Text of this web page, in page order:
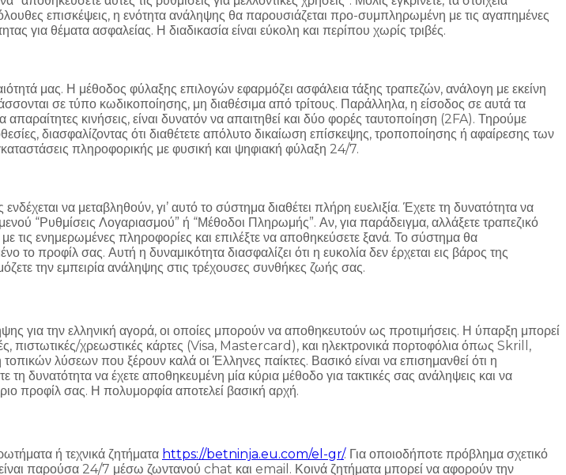
επισκέψεις, η ενότητα ανάληψης θα παρουσιάζεται προ-συμπληρωμένη με τις αγαπημένες
για θέματα ασφαλείας. Η διαδικασία είναι εύκολη και περίπου χωρίς τριβές.
μας. Η μέθοδος φύλαξης επιλογών εφαρμόζει ασφάλεια τάξης τραπεζών, ανάλογη με εκείνη
σε τύπο κωδικοποίησης, μη διαθέσιμα από τρίτους. Παράλληλα, η είσοδος σε αυτά τα
κινήσεις, είναι δυνατόν να απαιτηθεί και δύο φορές ταυτοποίηση (2FA). Τηρούμε
διασφαλίζοντας ότι διαθέτετε απόλυτο δικαίωση επίσκεψης, τροποποίησης ή αφαίρεσης των
πληροφορικής με φυσική και ψηφιακή φύλαξη 24/7.
να μεταβληθούν, γι’ αυτό το σύστημα διαθέτει πλήρη ευελιξία. Έχετε τη δυνατότητα να
“Ρυθμίσεις Λογαριασμού” ή “Μέθοδοι Πληρωμής”. Αν, για παράδειγμα, αλλάξετε τραπεζικό
ενημερωμένες πληροφορίες και επιλέξτε να αποθηκεύσετε ξανά. Το σύστημα θα
το προφίλ σας. Αυτή η δυναμικότητα διασφαλίζει ότι η ευκολία δεν έρχεται εις βάρος της
την εμπειρία ανάληψης στις τρέχουσες συνθήκες ζωής σας.
για την ελληνική αγορά, οι οποίες μπορούν να αποθηκευτούν ως προτιμήσεις. Η ύπαρξη μπορεί
πιστωτικές/χρεωστικές κάρτες (Visa, Mastercard), και ηλεκτρονικά πορτοφόλια όπως Skrill,
λύσεων που ξέρουν καλά οι Έλληνες παίκτες. Βασικό είναι να επισημανθεί ότι η
να έχετε αποθηκευμένη μία κύρια μέθοδο για τακτικές σας ανάληψεις και να
προφίλ σας. Η πολυμορφία αποτελεί βασική αρχή.
ή τεχνικά ζητήματα https://betninja.eu.com/el-gr/. Για οποιοδήποτε πρόβλημα σχετικό
παρούσα 24/7 μέσω ζωντανού chat και email. Κοινά ζητήματα μπορεί να αφορούν την